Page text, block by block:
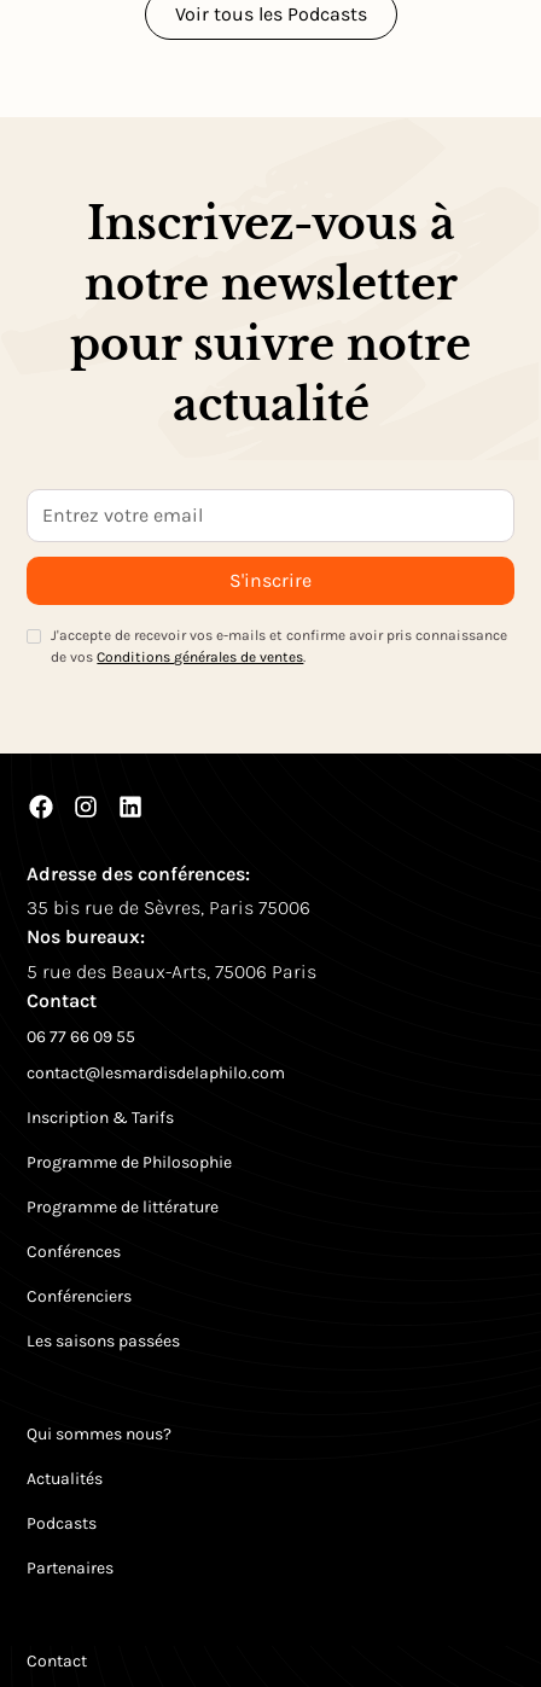
Voir tous les Podcasts
Inscrivez-vous à
notre newsletter
pour suivre notre
actualité
J'accepte de recevoir vos e-mails et confirme avoir pris connaissance
de vosConditions générales de ventes
Adresse des conférences:
35 bis rue de Sèvres, Paris 75006
Nos bureaux:
5 rue des Beaux-Arts, 75006 Paris
Contact
06 77 66 09 55
contact@lesmardisdelaphilo.com
Inscription & Tarifs
Programme de Philosophie
Programme de littérature
Conférences
Conférenciers
Les saisons passées
Qui sommes nous?
Actualités
Podcasts
Partenaires
Contact